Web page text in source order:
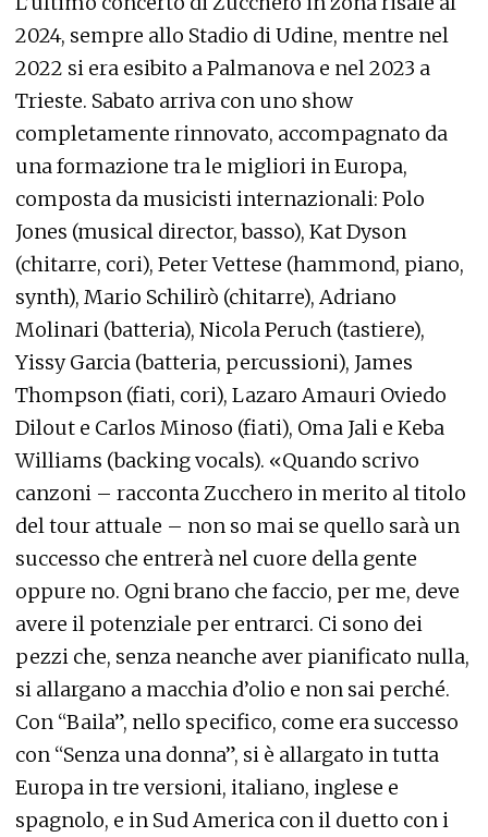
2024, sempre allo Stadio di Udine, mentre nel
2022 si era esibito a Palmanova e nel 2023 a
Trieste. Sabato arriva con uno show
completamente rinnovato, accompagnato da
una formazione tra le migliori in Europa,
composta da musicisti internazionali: Polo
Jones (musical director, basso), Kat Dyson
(chitarre, cori), Peter Vettese (hammond, piano,
synth), Mario Schilirò (chitarre), Adriano
Molinari (batteria), Nicola Peruch (tastiere),
Yissy Garcia (batteria, percussioni), James
Thompson (fiati, cori), Lazaro Amauri Oviedo
Dilout e Carlos Minoso (fiati), Oma Jali e Keba
Williams (backing vocals). «Quando scrivo
canzoni – racconta Zucchero in merito al titolo
del tour attuale – non so mai se quello sarà un
successo che entrerà nel cuore della gente
oppure no. Ogni brano che faccio, per me, deve
avere il potenziale per entrarci. Ci sono dei
pezzi che, senza neanche aver pianificato nulla,
si allargano a macchia d’olio e non sai perché.
Con “Baila”, nello specifico, come era successo
con “Senza una donna”, si è allargato in tutta
Europa in tre versioni, italiano, inglese e
spagnolo, e in Sud America con il duetto con i